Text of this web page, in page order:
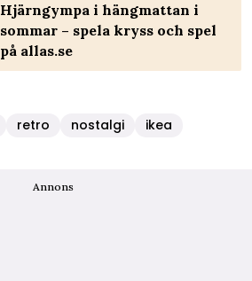
Hjärngympa i hängmattan i
sommar – spela kryss och spel
på allas.se
retro nostalgi ikea
Annons